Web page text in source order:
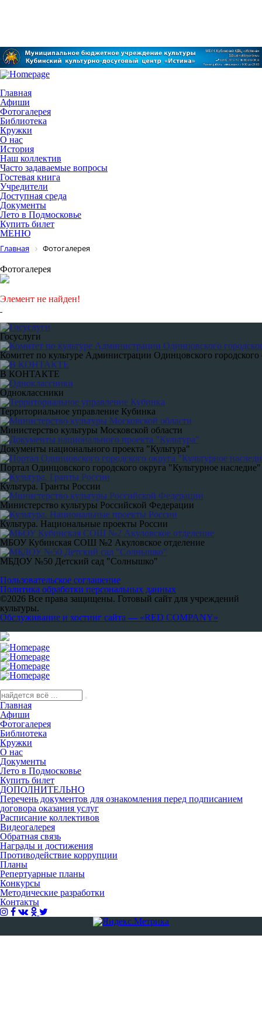
Главная
Афиши
Фотогалерея
Библиотека
Кружки
О нас
История
Наш коллектив
Часто задаваемые вопросы
Гостевая книга
Учредители
Доступная среда
Документы
Лето в Подмосковье
Купить билет
МЕНЮ
Главная Фотогалерея
Фотогалерея
Элемент не найден!
Госуслуги
Комитет по культуре Администрации Одинцовского городского
В КОНТАКТЕ
Одноклассники
Территориальное управление Кубинка
Министерство культуры Московской области
Документы национального проекта "Культура"
Портал Одинцовского городского округа "Культурное наследие"
Культура. Гранты России
Министерство культуры Российской Федерации
Культура. Национальные проекты России
МБОУ Кубинская СОШ №2 Акуловское отделение
МБДОУ №50 Детский сад "Солнышко"
Пользовательское соглашение
Политика обработки персональных данных
©2026 Все права защищены. Готовый сайт для учреждений
культуры.
Обслуживание и хостинг сайта — «RED COMPANY»
Главная
Афиши
Фотогалерея
Библиотека
Кружки
О нас
Документы
Лето в Подмосковье
Купить билет
ДОПОЛНИТЕЛЬНО
Перечень документов для ознакомления перед подписанием
договора оказания услуг
Расписание коллективов
Видеогалерея
Обратная связь
Награды и достижения
Противодействие коррупции
Планы
Репертуарные планы
Конкурсы
Методические разработки
Контакты